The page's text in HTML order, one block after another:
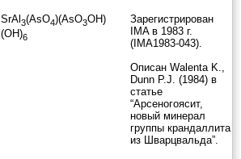
SrAl 3(AsO4)(AsO3OH)
(OH)6
Зарегистрирован
IMA в 1983 г.
(IMA1983-043).
Описан Walenta K.,
Dunn P.J. (1984) в
статье
“Арсеногоясит,
новый минерал
группы крандаллита
из Шварцвальда”.